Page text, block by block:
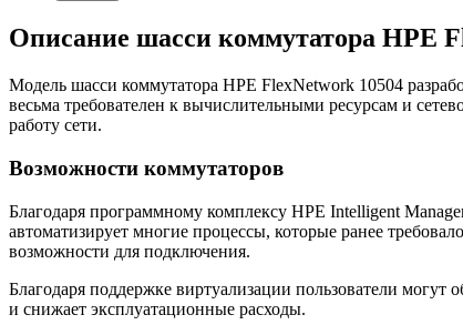
Описание шасси коммутатора HPE
Модель шасси коммутатора HPE FlexNetwork 10504
весьма требователен к вычислительными ресурсам и
работу сети.
Возможности коммутаторов
Благодаря программному комплексу HPE Intelligent
автоматизирует многие процессы, которые ранее
возможности для подключения.
Благодаря поддержке виртуализации пользователи
и снижает эксплуатационные расходы.